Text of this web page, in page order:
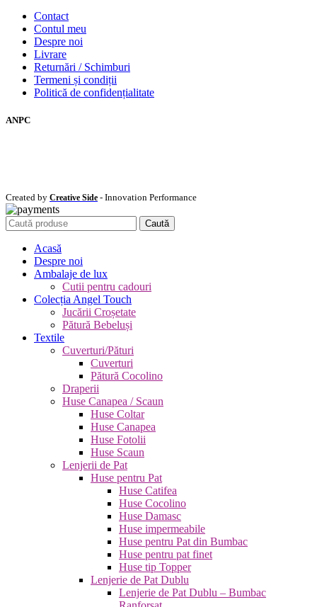
Contact
Contul meu
Despre noi
Livrare
Returnări / Schimburi
Termeni și condiții
Politică de confidențialitate
ANPC
Created by Creative Side - Innovation Performance
Caută
Acasă
Despre noi
Ambalaje de lux
Cutii pentru cadouri
Colecția Angel Touch
Jucării Croșetate
Pătură Bebeluși
Textile
Cuverturi/Pături
Cuverturi
Pătură Cocolino
Draperii
Huse Canapea / Scaun
Huse Coltar
Huse Canapea
Huse Fotolii
Huse Scaun
Lenjerii de Pat
Huse pentru Pat
Huse Catifea
Huse Cocolino
Huse Damasc
Huse impermeabile
Huse pentru Pat din Bumbac
Huse pentru pat finet
Huse tip Topper
Lenjerie de Pat Dublu
Lenjerie de Pat Dublu – Bumbac